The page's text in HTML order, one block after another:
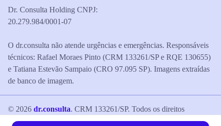
Dr. Consulta Holding CNPJ:
20.279.984/0001-07
O dr.consulta não atende urgências e emergências. Responsáveis
técnicos: Rafael Moraes Pinto (CRM 133261/SP e RQE 130655)
e Tatiana Estevão Sampaio (CRO 97.095 SP). Imagens extraídas
de banco de imagem.
© 2026 dr.consulta. CRM 133261/SP. Todos os direitos
reservados.